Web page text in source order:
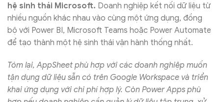
hệ sinh thái Microsoft. Doanh nghiệp kết nối dữ liệu từ
nhiều nguồn khác nhau vào cùng một ứng dụng, đồng
bộ với Power BI, Microsoft Teams hoặc Power Automate
để tạo thành một hệ sinh thái vận hành thống nhất.
Tóm lại, AppSheet phù hợp với các doanh nghiệp muốn
tận dụng dữ liệu sẵn có trên Google Workspace và triển
khai ứng dụng với chi phí hợp lý. Còn Power Apps phù